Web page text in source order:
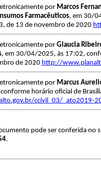
por Marcos
Farmacêuticos, em 30/
de 13 de novembro de 2020
por Glaucia
, em 30/04/2025, às 17:02,
de 2020 http://
por Marcus
horário oficial de
ccivil_03/_ato2019-
pode ser conferida no
.